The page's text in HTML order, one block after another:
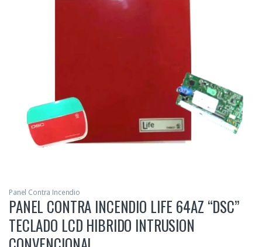
Panel Contra Incendio
PANEL CONTRA INCENDIO LIFE 64AZ “DSC”
TECLADO LCD HIBRIDO INTRUSION